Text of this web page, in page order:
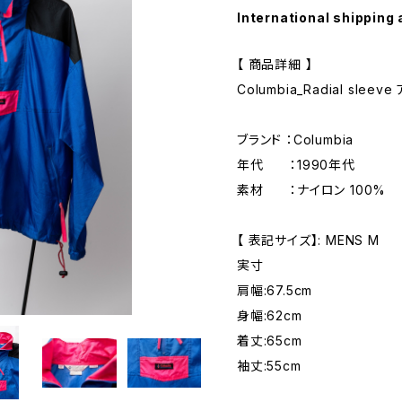
International shipping
【 商品詳細 】
Columbia_Radial sleeve ア
ブランド ：Columbia
年代 ：1990年代
素材 ：ナイロン 100%
【 表記サイズ】: MENS M
実寸
肩幅:67.5cm
身幅:62cm
着丈:65cm
袖丈:55cm